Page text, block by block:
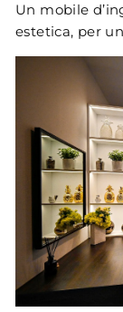
Un mobile
estetica, per